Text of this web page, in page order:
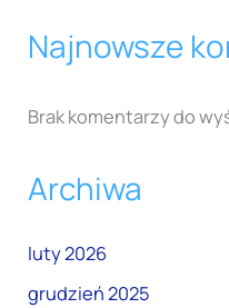
Najnowsze
Brak komentarzy do
Archiwa
luty 2026
grudzień 2025